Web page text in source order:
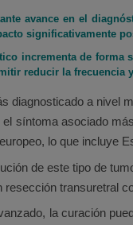
avance en el
significativamente
incrementa de
reducir la
diagnosticado a nivel
síntoma asociado
lo que incluye
de este tipo de
transuretral
la curación